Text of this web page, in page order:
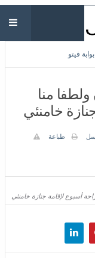
بوابة فيتو
منا
خامنئي